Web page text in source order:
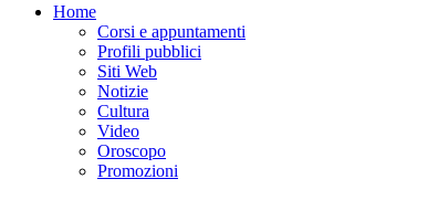
Home
Corsi e appuntamenti
Profili pubblici
Siti Web
Notizie
Cultura
Video
Oroscopo
Promozioni